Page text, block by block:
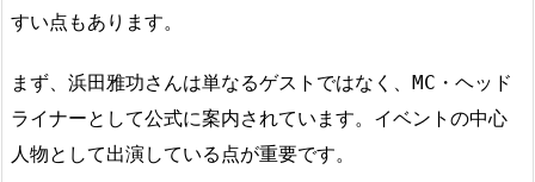
すい点もあります。
まず、浜田雅功さんは単なるゲストではなく、MC・ヘッド
ライナーとして公式に案内されています。イベントの中心
人物として出演している点が重要です。